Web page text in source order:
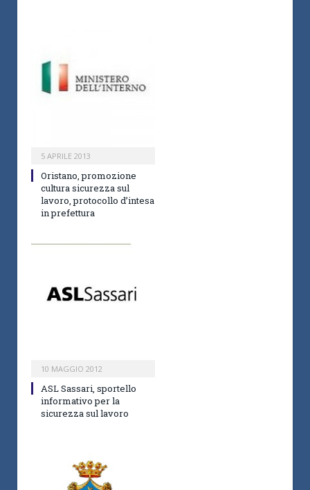
5 APRILE 2013
Oristano, promozione
cultura sicurezza sul
lavoro, protocollo d’intesa
in prefettura
10 MAGGIO 2012
ASL Sassari, sportello
informativo per la
sicurezza sul lavoro